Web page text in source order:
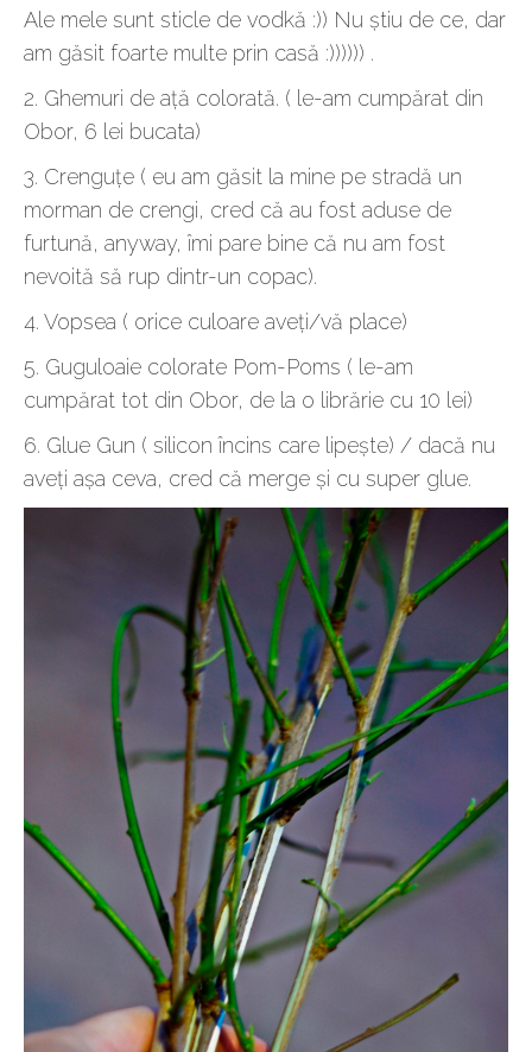
Ale mele sunt sticle de vodkă :)) Nu știu de ce, dar
am găsit foarte multe prin casă :)))))) .
2. Ghemuri de ață colorată. ( le-am cumpărat din
Obor, 6 lei bucata)
3. Crenguțe ( eu am găsit la mine pe stradă un
morman de crengi, cred că au fost aduse de
furtună, anyway, îmi pare bine că nu am fost
nevoită să rup dintr-un copac).
4. Vopsea ( orice culoare aveți/vă place)
5. Guguloaie colorate Pom-Poms ( le-am
cumpărat tot din Obor, de la o librărie cu 10 lei)
6. Glue Gun ( silicon încins care lipește) / dacă nu
aveți așa ceva, cred că merge și cu super glue.